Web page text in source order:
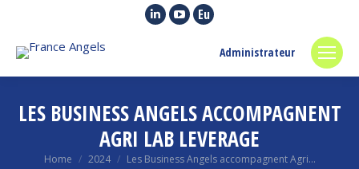
Linkedin
in
window
YouTube
in
window
Euroquity
opens
in
window
Administrateur
LES BUSINESS ANGELS ACCOMPAGNENT
AGRI LAB LEVERAGE
You are here:
Home 2024 Les Business Angels accompagnent Agri…